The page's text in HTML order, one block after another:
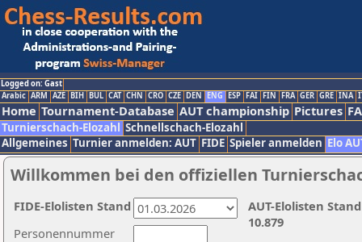
Logged on: Gast
Arabic ARM AZE BIH BUL CAT CHN CRO CZE DEN ENG ESP FAI FIN FRA GER GRE INA
Home Tournament-Database AUT championship Pictures
Turnierschach-Elozahl Schnellschach-Elozahl
Allgemeines Turnier anmelden: AUT FIDE Spieler anmelden Elo
Willkommen bei den offiziellen
Personennummer
AUT-Elolisten
10.879
FIDE-Elolisten Stand